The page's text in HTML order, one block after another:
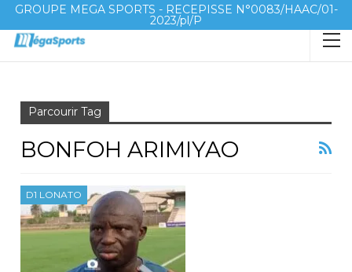
GROUPE MEGA SPORTS - RECEPISSE N°0083/HAAC/01-
2023/pl/P
Parcourir Tag
BONFOH ARIMIYAO
D1 LONATO